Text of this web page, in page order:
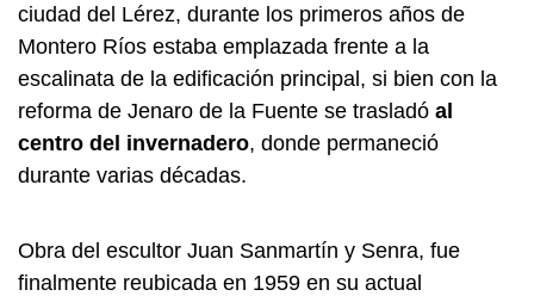
ciudad del Lérez, durante los primeros años de
Montero Ríos estaba emplazada frente a la
escalinata de la edificación principal, si bien con la
reforma de Jenaro de la Fuente se trasladó al
centro del invernadero, donde permaneció
durante varias décadas.
Obra del escultor Juan Sanmartín y Senra, fue
finalmente reubicada en 1959 en su actual